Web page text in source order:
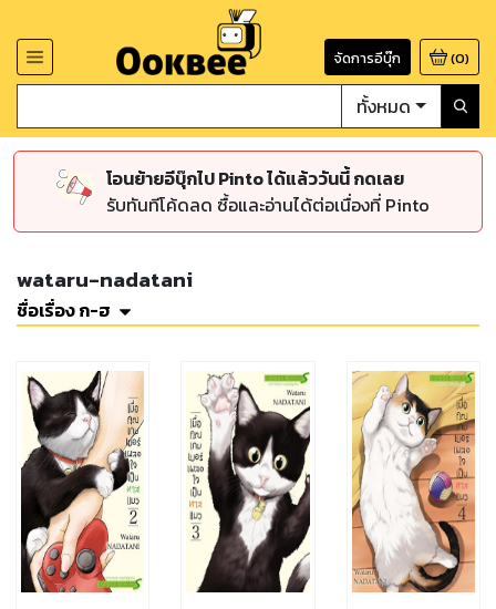
จัดการอีบุ๊ก (0)
ทั้งหมด
โอนย้ายอีบุ๊กไป Pinto ได้แล้ววันนี้ กดเลย
รับทันทีโค้ดลด ซื้อและอ่านได้ต่อเนื่องที่ Pinto
wataru-nadatani
ชื่อเรื่อง ก-ฮ